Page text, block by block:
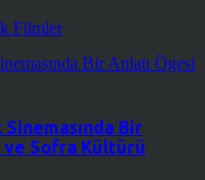
Filmler
Bir
ve Sofra Kültürü